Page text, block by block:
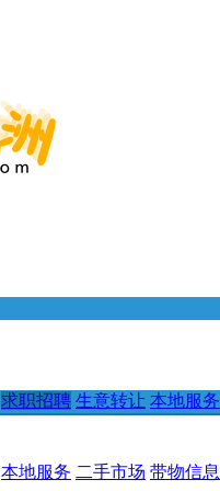
求职招聘 生意转让 本地服务
本地服务 二手市场 带物信息